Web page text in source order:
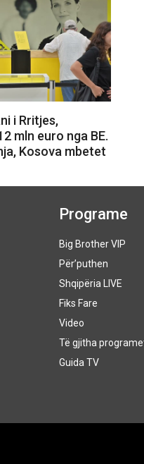
i Rritjes,
mln euro nga BE.
Kosova mbetet
Programe
Big Brother VIP
Për’puthen
Shqipëria LIVE
Fiks Fare
Video
Të gjitha
Guida TV